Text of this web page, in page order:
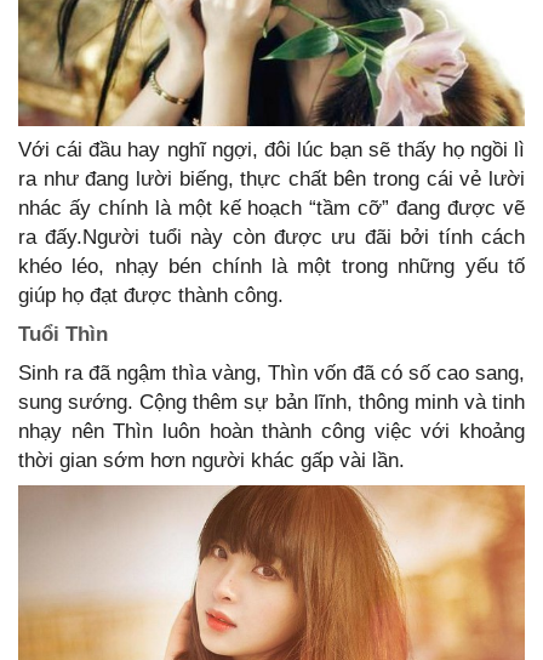
Với cái đầu hay nghĩ ngợi, đôi lúc bạn sẽ thấy họ ngồi lì
ra như đang lười biếng, thực chất bên trong cái vẻ lười
nhác ấy chính là một kế hoạch “tầm cỡ” đang được vẽ
ra đấy.Người tuổi này còn được ưu đãi bởi tính cách
khéo léo, nhạy bén chính là một trong những yếu tố
giúp họ đạt được thành công.
Tuổi Thìn
Sinh ra đã ngậm thìa vàng, Thìn vốn đã có số cao sang,
sung sướng. Cộng thêm sự bản lĩnh, thông minh và tinh
nhạy nên Thìn luôn hoàn thành công việc với khoảng
thời gian sớm hơn người khác gấp vài lần.